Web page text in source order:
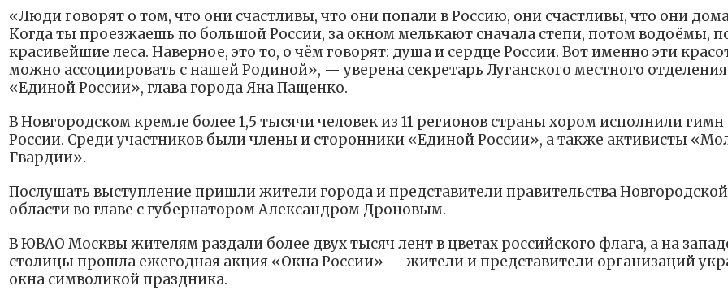
«Люди говорят о том, что они счастливы, что они попали в Россию, они счастливы, что они
Когда ты проезжаешь по большой России, за окном мелькают сначала степи, потом водоёмы,
красивейшие леса. Наверное, это то, о чём говорят: душа и сердце России. Вот именно эти
можно ассоциировать с нашей Родиной», — уверена секретарь Луганского местного отделения
«Единой России», глава города Яна Пащенко.
В Новгородском кремле более 1,5 тысячи человек из 11 регионов страны хором исполнили гимн
России. Среди участников были члены и сторонники «Единой России», а также активисты
Гвардии».
Послушать выступление пришли жители города и представители правительства Новгородской
области во главе с губернатором Александром Дроновым.
В ЮВАО Москвы жителям раздали более двух тысяч лент в цветах российского флага, а на
столицы прошла ежегодная акция «Окна России» — жители и представители организаций
окна символикой праздника.